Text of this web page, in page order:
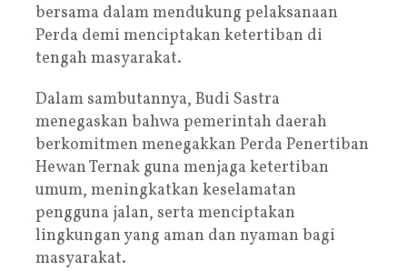
bersama dalam mendukung pelaksanaan
Perda demi menciptakan ketertiban di
tengah masyarakat.
Dalam sambutannya, Budi Sastra
menegaskan bahwa pemerintah daerah
berkomitmen menegakkan Perda Penertiban
Hewan Ternak guna menjaga ketertiban
umum, meningkatkan keselamatan
pengguna jalan, serta menciptakan
lingkungan yang aman dan nyaman bagi
masyarakat.